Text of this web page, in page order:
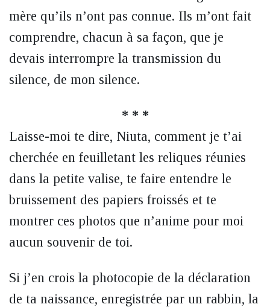
mère qu’ils n’ont pas connue. Ils m’ont fait
comprendre, chacun à sa façon, que je
devais interrompre la transmission du
silence, de mon silence.
* * *
Laisse-moi te dire, Niuta, comment je t’ai
cherchée en feuilletant les reliques réunies
dans la petite valise, te faire entendre le
bruissement des papiers froissés et te
montrer ces photos que n’anime pour moi
aucun souvenir de toi.
Si j’en crois la photocopie de la déclaration
de ta naissance, enregistrée par un rabbin, la